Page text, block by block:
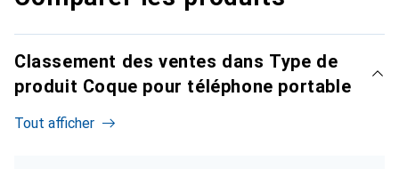
Classement des ventes dans Type de
produit Coque pour téléphone portable
Tout afficher